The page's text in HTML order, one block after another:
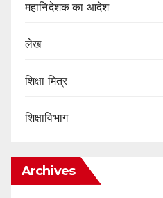
महानिदेशक का आदेश
लेख
शिक्षा मित्र
शिक्षाविभाग
Archives